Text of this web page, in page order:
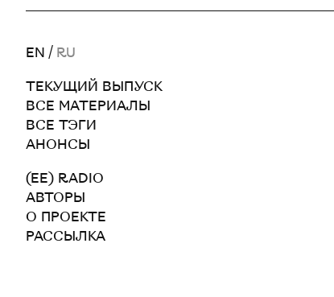
EN / RU
ТЕКУЩИЙ ВЫПУСК
ВСЕ МАТЕРИАЛЫ
ВСЕ ТЭГИ
АНОНСЫ
(EE) RADIO
АВТОРЫ
О ПРОЕКТЕ
РАССЫЛКА